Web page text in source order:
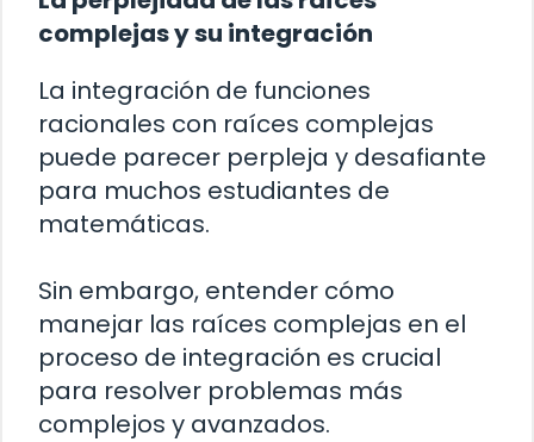
complejas y su integración
La integración de funciones
racionales con raíces complejas
puede parecer perpleja y desafiante
para muchos estudiantes de
matemáticas.
Sin embargo, entender cómo
manejar las raíces complejas en el
proceso de integración es crucial
para resolver problemas más
complejos y avanzados.